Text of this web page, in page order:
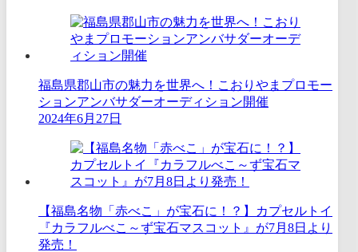
福島県郡山市の魅力を世界へ！こおりやまプロモー
ションアンバサダーオーディション開催
2024年6月27日
【福島名物「赤べこ」が宝石に！？】カプセルトイ
『カラフルべこ～ず宝石マスコット』が7月8日より
発売！